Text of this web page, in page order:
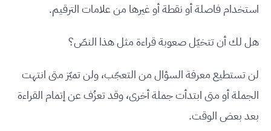
استخدام فاصلة أو نقطة أو غيرها من علامات الترقيم.
هل لك أن تتخيّل صعوبة قراءة مثل هذا النصّ؟
لن تستطيع معرفة السؤال من التعجّب، ولن تميّز متى انتهت
الجملة أو متى ابتدأت جملة أخرى، وقد تعزُف عن إتمام القراءة
بعد بعض الوقت.